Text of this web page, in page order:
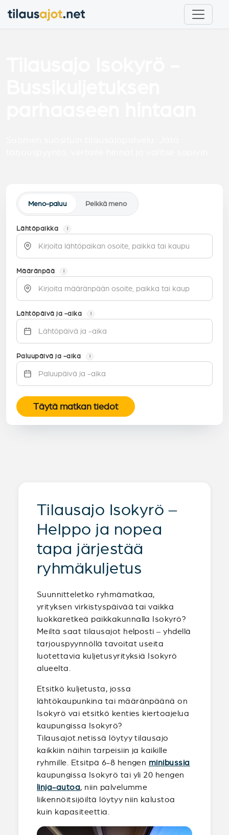
Meno-paluu Pelkkä meno
Lähtöpaikka i
Määränpää i
Lähtöpäivä ja -aika i
Paluupäivä ja -aika i
Täytä matkan tiedot
Tilausajo Isokyrö –
Helppo ja nopea
tapa järjestää
ryhmäkuljetus
Suunnitteletko ryhmämatkaa,
yrityksen virkistyspäivää tai vaikka
luokkaretkeä paikkakunnalla Isokyrö?
Meiltä saat tilausajot helposti – yhdellä
tarjouspyynnöllä tavoitat useita
luotettavia kuljetusyrityksiä Isokyrö
alueelta.
Etsitkö kuljetusta, jossa
lähtökaupunkina tai määränpäänä on
Isokyrö vai etsitkö kenties kiertoajelua
kaupungissa Isokyrö?
Tilausajot.netissä löytyy tilausajo
kaikkiin näihin tarpeisiin ja kaikille
ryhmille. Etsitpä 6-8 hengen minibussia
kaupungissa Isokyrö tai yli 20 hengen
linja-autoa, niin palvelumme
liikennöitsijöiltä löytyy niin kalustoa
kuin kapasiteettia.